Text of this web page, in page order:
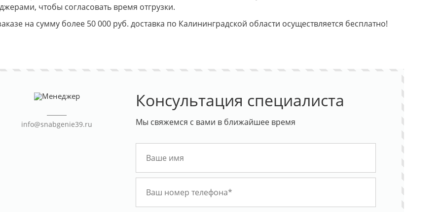
чтобы согласовать время отгрузки.
на сумму более 50 000 руб. доставка по Калининградской области осуществляется бесплатно!
info@snabgenie39.ru
Консультация специалиста
Мы свяжемся с вами в ближайшее время